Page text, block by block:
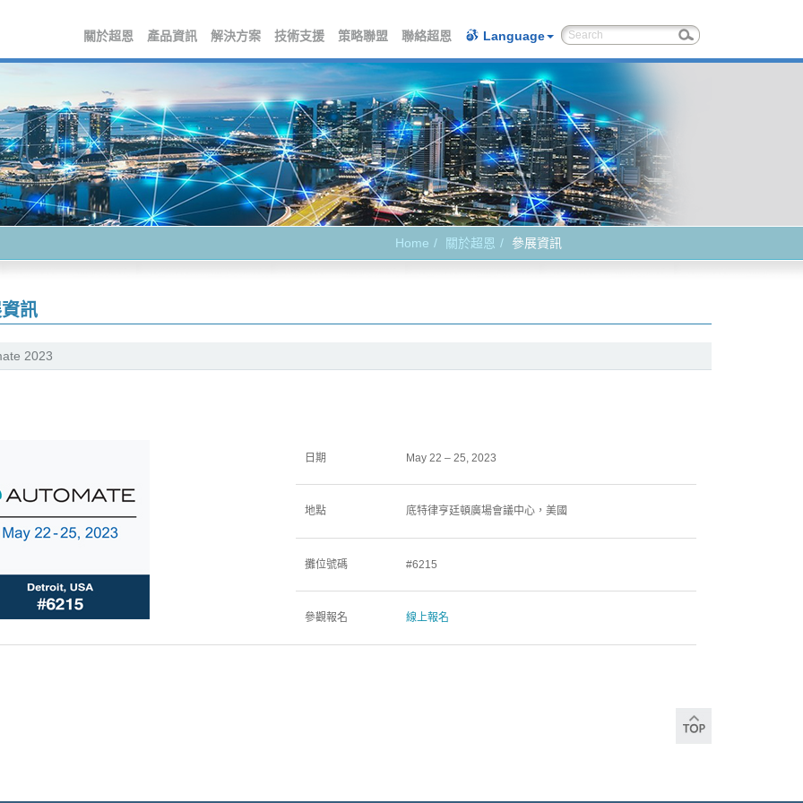
關於超恩 產品資訊 解決方案 技術支援 策略聯盟 聯絡超恩 Language
Home 關於超恩 參展資訊
訊
2023
日期 May 22 – 25, 2023
地點 底特律亨廷頓廣場會議中心，美國
攤位號碼 #6215
參觀報名 線上報名